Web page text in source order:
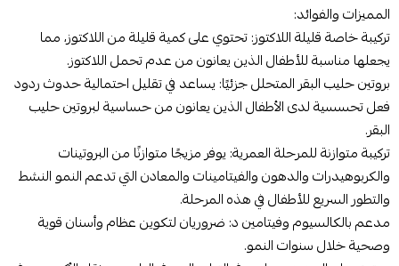
المميزات والفوائد:
تركيبة خاصة قليلة اللاكتوز: تحتوي على كمية قليلة من اللاكتوز، مما
يجعلها مناسبة للأطفال الذين يعانون من عدم تحمل اللاكتوز.
بروتين حليب البقر المتحلل جزئيًا: يساعد في تقليل احتمالية حدوث ردود
فعل تحسسية لدى الأطفال الذين يعانون من حساسية لبروتين حليب
البقر.
تركيبة متوازنة للمرحلة العمرية: يوفر مزيجًا متوازنًا من البروتينات
والكربوهيدرات والدهون والفيتامينات والمعادن التي تدعم النمو النشط
والتطور السريع للأطفال في هذه المرحلة.
مدعم بالكالسيوم وفيتامين د: ضروريان لتكوين عظام وأسنان قوية
وصحية خلال سنوات النمو.